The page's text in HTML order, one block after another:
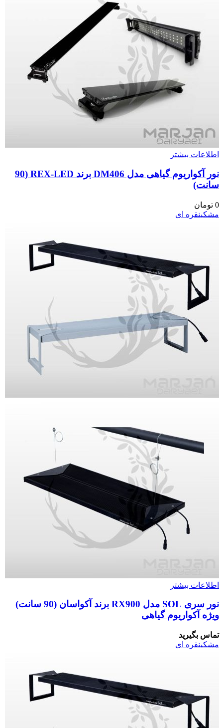
اطلاعات بیشتر
نور آکواریوم گیاهی مدل DM406 برند REX-LED (90
سانت)
0 تومان
مشکینقره ای
اطلاعات بیشتر
نور سری SOL مدل RX900 برند آکواسان (90 سانت)
ویژه آکواریوم گیاهی
تماس بگیرید
مشکینقره ای